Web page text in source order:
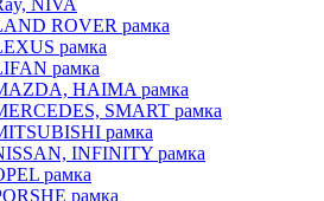
NIVA
ROVER рамка
рамка
рамка
HAIMA рамка
SMART рамка
рамка
INFINITY рамка
рамка
рамка